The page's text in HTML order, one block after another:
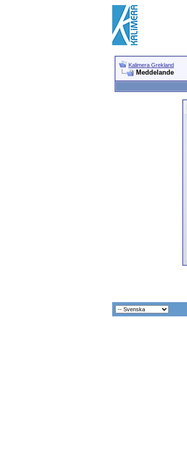
Kalimera Grekland
Meddelande